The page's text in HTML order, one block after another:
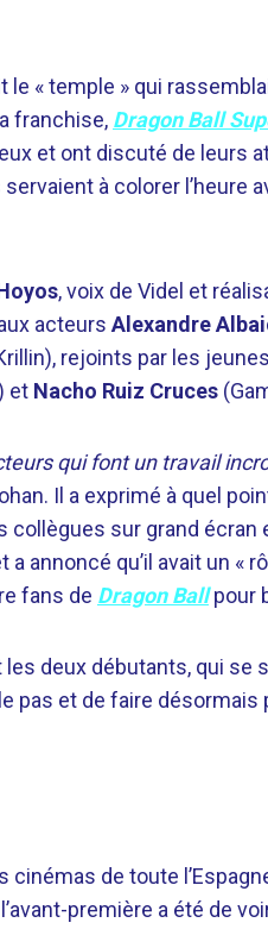
le « temple » qui
franchise, Dragon Ball
et ont discuté de leurs
à colorer l’heure
, voix de Videl et
acteurs Alexandre
rejoints par les
et Nacho Ruiz Cruces
qui font un travail
Il a exprimé à quel
collègues sur grand écran
annoncé qu’il avait un «
fans de Dragon Ballpour
deux débutants, qui se
pas et de faire désormais
de toute
première a été de